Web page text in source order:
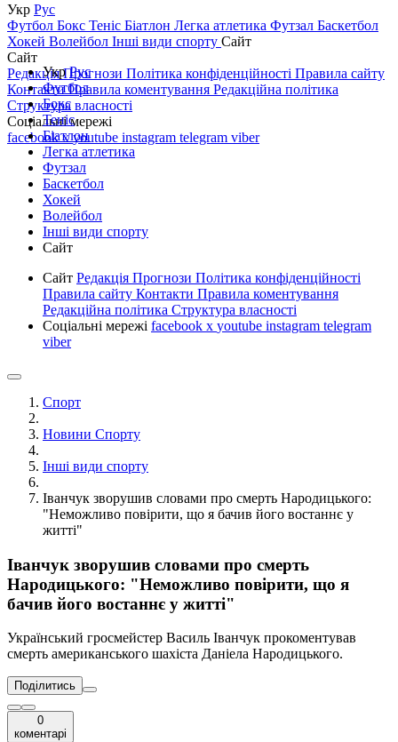
Укр Рус
Футбол Бокс Теніс Біатлон Легка атлетика Футзал Баскетбол
Хокей Волейбол Інші види спорту Сайт
Сайт
РедакціяПрогнози Політика конфіденційності Правила сайту
КонтактиПравила коментування Редакційна політика
Структура власності
Соціальні мережі
facebookxyoutube instagram telegram viber
УкрРус
Футбол
Бокс
Теніс
Біатлон
Легка атлетика
Футзал
Баскетбол
Хокей
Волейбол
Інші види спорту
Сайт
Сайт Редакція Прогнози Політика конфіденційності
Правила сайту Контакти Правила коментування
Редакційна політика Структура власності
Соціальні мережі facebook x youtube instagram telegram
viber
Спорт
Новини Спорту
Інші види спорту
Іванчук зворушив словами про смерть Народицького:
"Неможливо повірити, що я бачив його востаннє у
житті"
Іванчук зворушив словами про смерть
Народицького: "Неможливо повірити, що я
бачив його востаннє у житті"
Український гросмейстер Василь Іванчук прокоментував
смерть американського шахіста Даніела Народицького.
Поділитись
0
коментарі